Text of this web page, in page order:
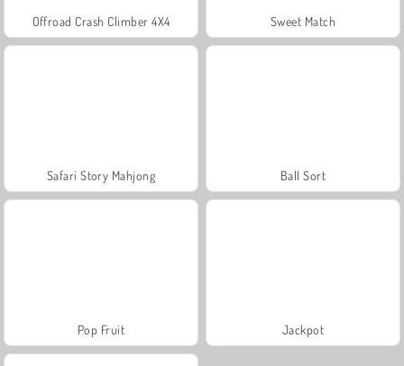
Offroad Crash Climber 4X4 Sweet Match
Safari Story Mahjong Ball Sort
Pop Fruit Jackpot